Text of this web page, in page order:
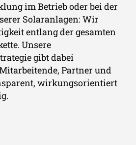
im Betrieb oder bei der
Solaranlagen: Wir
entlang der gesamten
Unsere
gibt dabei
Partner und
wirkungsorientiert